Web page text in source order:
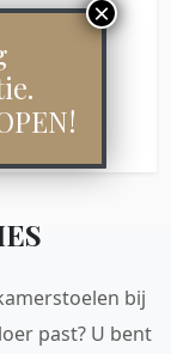
Daar
bij
past? U bent